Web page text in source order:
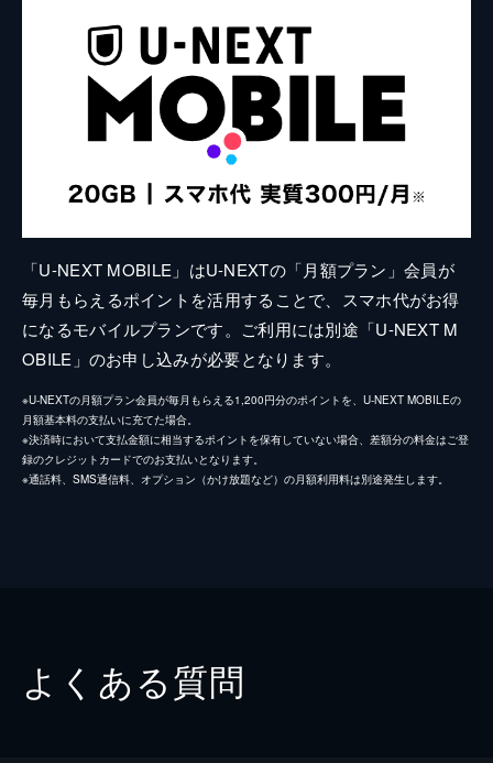
「U-NEXT MOBILE」はU-NEXTの「月額プラン」会員が
毎月もらえるポイントを活用することで、スマホ代がお得
になるモバイルプランです。ご利用には別途「U-NEXT M
OBILE」のお申し込みが必要となります。
※U-NEXTの月額プラン会員が毎月もらえる1,200円分のポイントを、U-NEXT MOBILEの
月額基本料の支払いに充てた場合。
※決済時において支払金額に相当するポイントを保有していない場合、差額分の料金はご登
録のクレジットカードでのお支払いとなります。
※通話料、SMS通信料、オプション（かけ放題など）の月額利用料は別途発生します。
よくある質問